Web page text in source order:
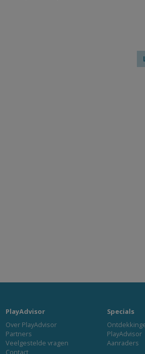
PlayAdvisor
Over PlayAdvisor
Partners
Veelgestelde vragen
Contact
Specials
PlayAdvisor
Aanraders